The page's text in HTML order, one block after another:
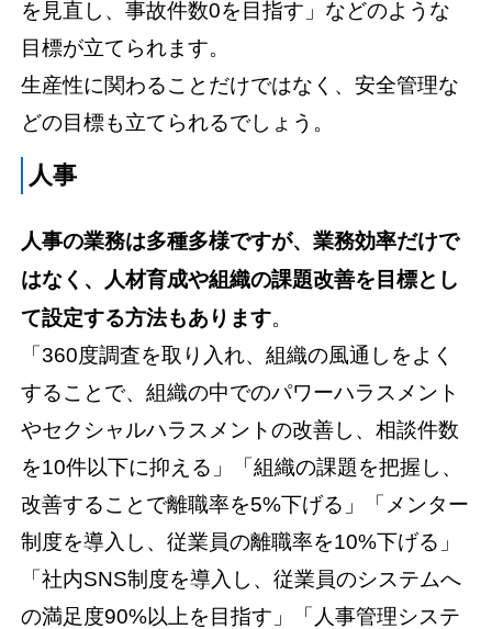
を見直し、事故件数0を目指す」などのような
目標が立てられます。
生産性に関わることだけではなく、安全管理な
どの目標も立てられるでしょう。
人事
人事の業務は多種多様ですが、業務効率だけで
はなく、人材育成や組織の課題改善を目標とし
て設定する方法もあります。
「360度調査を取り入れ、組織の風通しをよく
することで、組織の中でのパワーハラスメント
やセクシャルハラスメントの改善し、相談件数
を10件以下に抑える」「組織の課題を把握し、
改善することで離職率を5%下げる」「メンター
制度を導入し、従業員の離職率を10%下げる」
「社内SNS制度を導入し、従業員のシステムへ
の満足度90%以上を目指す」「人事管理システ